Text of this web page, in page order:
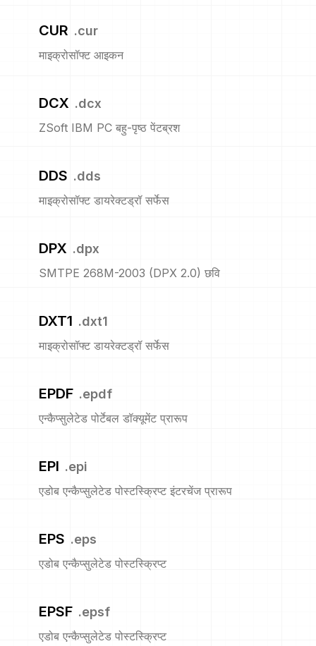
CUR .cur
माइक्रोसॉफ्ट आइकन
DCX .dcx
ZSoft IBM PC बहु-पृष्ठ पेंटब्रश
DDS .dds
माइक्रोसॉफ्ट डायरेक्टड्रॉ सर्फेस
DPX .dpx
SMTPE 268M-2003 (DPX 2.0) छवि
DXT1 .dxt1
माइक्रोसॉफ्ट डायरेक्टड्रॉ सर्फेस
EPDF .epdf
एन्कैप्सुलेटेड पोर्टेबल डॉक्यूमेंट प्रारूप
EPI .epi
एडोब एन्कैप्सुलेटेड पोस्टस्क्रिप्ट इंटरचेंज प्रारूप
EPS .eps
एडोब एन्कैप्सुलेटेड पोस्टस्क्रिप्ट
EPSF .epsf
एडोब एन्कैप्सुलेटेड पोस्टस्क्रिप्ट